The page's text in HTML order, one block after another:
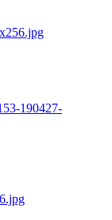
190427-